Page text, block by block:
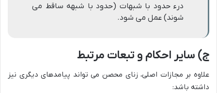
درء حدود با شبهات (حدود با شبهه ساقط می
شوند) عمل می شود.
ج) سایر احکام و تبعات مرتبط
علاوه بر مجازات اصلی، زنای محصن می تواند پیامدهای دیگری نیز
داشته باشد: